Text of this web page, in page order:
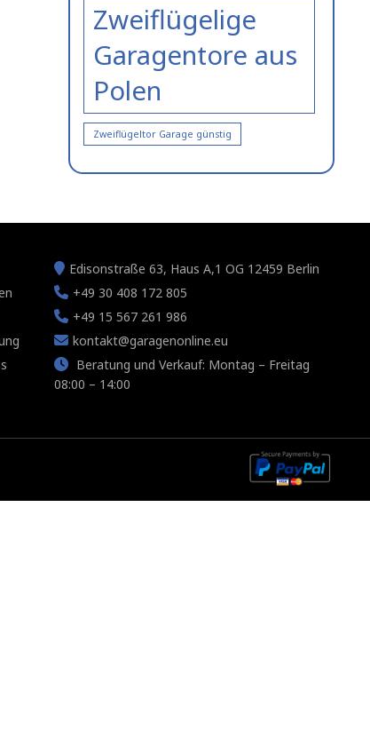
Zweiflügelige
Garagentore aus
Polen
Zweiflügeltor Garage günstig
Edisonstraße 63, Haus A,1 OG 12459 Berlin
+49 30 408 172 805
+49 15 567 261 986
kontakt@garagenonline.eu
Beratung und Verkauf: Montag – Freitag
08:00 – 14:00